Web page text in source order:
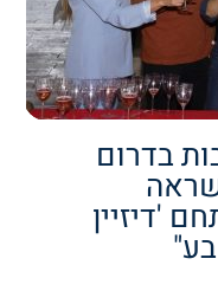
בדרום
'דיזיין